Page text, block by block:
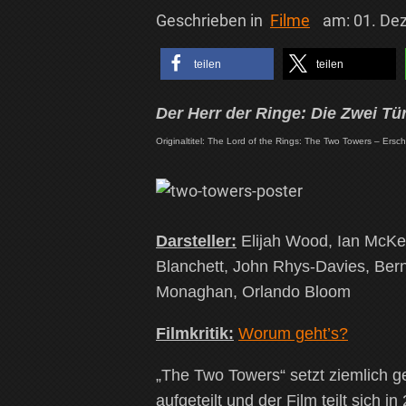
Geschrieben in Filme am: 01.
teilen teilen
Der Herr der Ringe: Die Zwei
Originaltitel: The Lord of the Rings: The Two Towers –
Darsteller: Elijah Wood, Ian
Blanchett, John Rhys-Davies,
Monaghan, Orlando Bloom
Filmkritik: Worum geht’s?
„The Two Towers“ setzt ziemlich
aufgeteilt und der Film teilt sich